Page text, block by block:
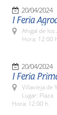
20/04/2024
I Feria
Ahigal de los
Hora: 12:00
20/04/2024
I Feria
Villavieja de
Lugar: Plaza
Hora: 12:00 h.